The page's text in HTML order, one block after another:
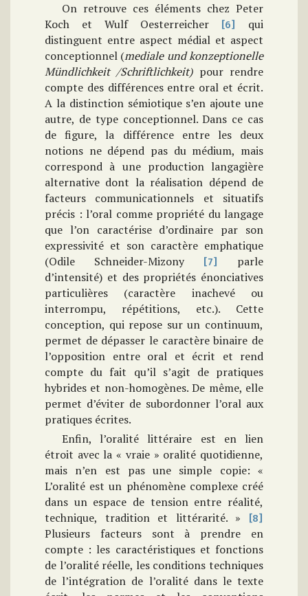
On retrouve ces éléments chez Peter
Koch et Wulf Oesterreicher
[6]
qui
distinguent entre aspect médial et aspect
conceptionnel (mediale und konzeptionelle
Mündlichkeit /Schriftlichkeit) pour rendre
compte des différences entre oral et écrit.
A la distinction sémiotique s’en ajoute une
autre, de type conceptionnel. Dans ce cas
de figure, la différence entre les deux
notions ne dépend pas du médium, mais
correspond à une production langagière
alternative dont la réalisation dépend de
facteurs communicationnels et situatifs
précis : l’oral comme propriété du langage
que l’on caractérise d’ordinaire par son
expressivité et son caractère emphatique
(Odile Schneider-Mizony
[7]
parle
d’intensité) et des propriétés énonciatives
particulières (caractère inachevé ou
interrompu, répétitions, etc.). Cette
conception, qui repose sur un continuum,
permet de dépasser le caractère binaire de
l’opposition entre oral et écrit et rend
compte du fait qu’il s’agit de pratiques
hybrides et non-homogènes. De même, elle
permet d’éviter de subordonner l’oral aux
pratiques écrites.
Enfin, l’oralité littéraire est en lien
étroit avec la « vraie » oralité quotidienne,
mais n’en est pas une simple copie: «
L’oralité est un phénomène complexe créé
dans un espace de tension entre réalité,
technique, tradition et littérarité. »
[8]
Plusieurs facteurs sont à prendre en
compte : les caractéristiques et fonctions
de l’oralité réelle, les conditions techniques
de l’intégration de l’oralité dans le texte